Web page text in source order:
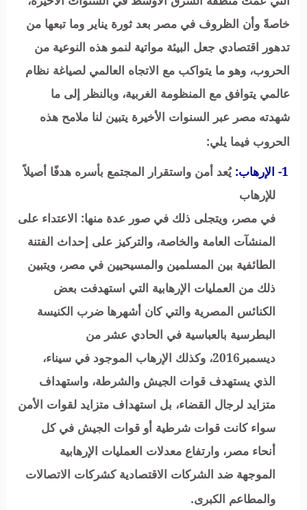
خاصةً وأن الظروف في مصر بعد ثورة يناير وما تبعها من
تدهور اقتصادي جعل البيئة مواتية لنمو هذه النوعية من
الحروب، وهو ما يتواكب مع الاتجاه العالمي لصياغة نظام
عالمي يتوافق مع المنظومة الغربية، وبالنظر إلى ما
شهدته مصر عبر السنوات الأخيرة يتبين لنا ملامح هذه
الحروب فيما يلي:
1- الإرهاب: يُعد أمن واستقرار المجتمع بأسره هدفًا أصيلاً
للإرهاب
في مصر، ويتجلى ذلك في صور عدة منها: الاعتداء على
المنشآت العامة والخاصة، والتركيز على إحداث الفتنة
الطائفية بين المسلمين والمسيحيين في مصر، ويتبين
ذلك من العمليات الإرهابية التي استهدفت بعض
الكنائس المصرية والتي كان أشهرها ضرب الكنيسة
البطرسية بالعباسية في الحادي عشر من
ديسمبر2016، وكذلك الإرهاب الموجود في سيناء،
الذي يستهدف قوات الجيش والشرطة، واستهداف
متزايد لرجال القضاء، بل استهداف متزايد لقوات الأمن
سواء كانت قوات شرطية أو قوات الجيش في كل
أنحاء مصر، وارتفاع معدلات العمليات الإرهابية
الموجهة ضد الشركات الاقتصادية كشركات الاتصالات
والمطاعم الكبرى.